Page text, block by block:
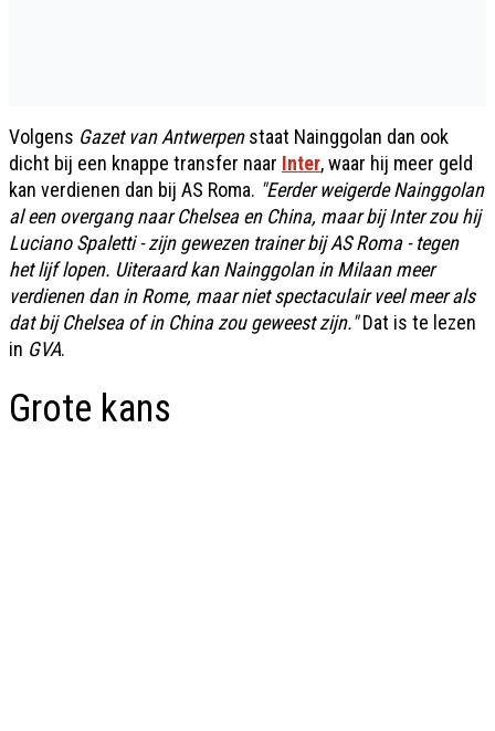
Volgens Gazet van Antwerpenstaat Nainggolan dan ook
dicht bij een knappe transfer naar Inter, waar hij meer geld
kan verdienen dan bij AS Roma. "Eerder weigerde Nainggolan
al een overgang naar Chelsea en China, maar bij Inter zou hij
Luciano Spaletti - zijn gewezen trainer bij AS Roma - tegen
het lijf lopen. Uiteraard kan Nainggolan in Milaan meer
verdienen dan in Rome, maar niet spectaculair veel meer als
dat bij Chelsea of in China zou geweest zijn."Dat is te lezen
in GVA.
Grote kans